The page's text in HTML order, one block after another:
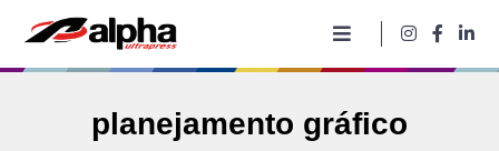
conteúdo
planejamento gráfico